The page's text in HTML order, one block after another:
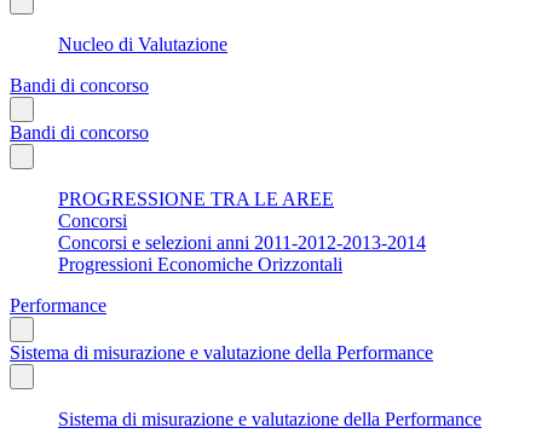
Nucleo di Valutazione
Bandi di concorso
Bandi di concorso
PROGRESSIONE TRA LE AREE
Concorsi
Concorsi e selezioni anni 2011-2012-2013-2014
Progressioni Economiche Orizzontali
Performance
Sistema di misurazione e valutazione della Performance
Sistema di misurazione e valutazione della Performance